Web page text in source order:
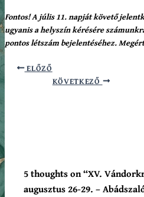
Fontos! A júlis 11. napját követő
ugyanis a helyszín kérésére
pontos létszám bejelentéséhez.
ELŐZŐ
KÖVETKEZŐ
5 thoughts on “XV.
augusztus 26-29. –